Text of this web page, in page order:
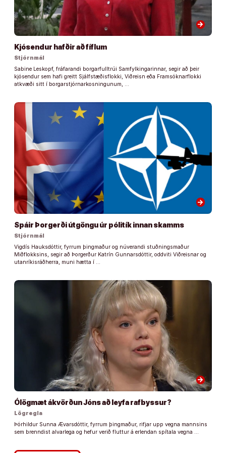
arrow_forward
Kjósendur hafðir að fíflum
Stjórnmál
Sabine Leskopf, fráfarandi borgarfulltrúi Samfylkingarinnar, segir að þeir
kjósendur sem hafi greitt Sjálfstæðisflokki, Viðreisn eða Framsóknarflokki
atkvæði sitt í borgarstjórnarkosningunum, …
arrow_forward
Spáir Þorgerði útgöngu úr pólitík innan skamms
Stjórnmál
Vigdís Hauksdóttir, fyrrum þingmaður og núverandi stuðningsmaður
Miðflokksins, segir að Þorgerður Katrín Gunnarsdóttir, oddviti Viðreisnar og
utanríkisráðherra, muni hætta í …
arrow_forward
Ólögmæt ákvörðun Jóns að leyfa rafbyssur?
Lögregla
Þórhildur Sunna Ævarsdóttir, fyrrum þingmaður, rifjar upp vegna mannsins
sem brenndist alvarlega og hefur verið fluttur á erlendan spítala vegna …